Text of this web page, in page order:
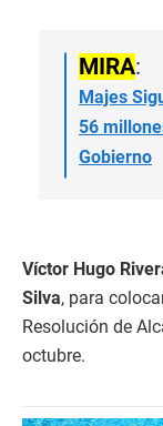
MIRA:
Majes
56
Gobierno
Víctor Hugo
Silva, para
Resolución de
octubre.